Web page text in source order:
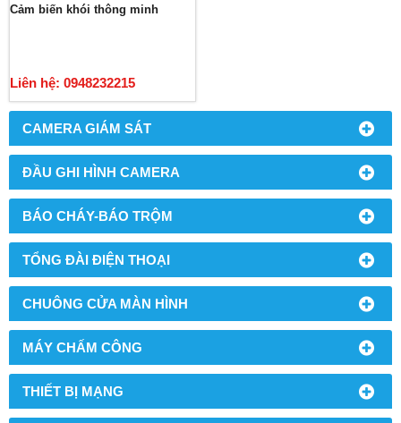
CAMERA GIÁM SÁT
ĐẦU GHI HÌNH CAMERA
BÁO CHÁY-BÁO TRỘM
TỔNG ĐÀI ĐIỆN THOẠI
CHUÔNG CỬA MÀN HÌNH
MÁY CHẤM CÔNG
THIẾT BỊ MẠNG
Cảm biến khói thông minh
Liên hệ: 0948232215